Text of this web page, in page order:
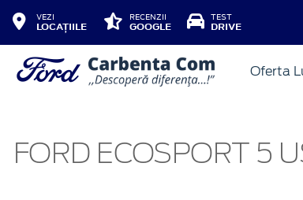
VEZI
LOCAȚIILE
RECENZII
GOOGLE
TEST
DRIVE
Oferta
FORD ECOSPORT 5